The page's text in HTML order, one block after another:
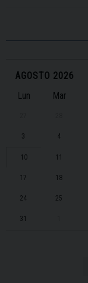
AGOSTO 2026
Lun Mar
3 4
10 11
17 18
24 25
31